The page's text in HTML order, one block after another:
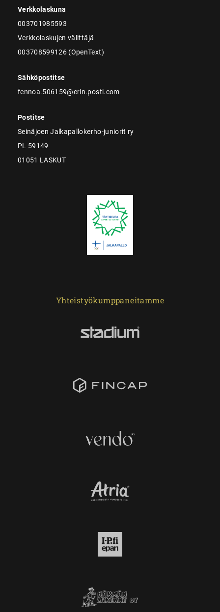
Verkkolaskuna
003701985593
Verkkolaskujen välittäjä
003708599126 (OpenText)
Sähköpostitse
fennoa.506159@erin.posti.com
Postitse
Seinäjoen Jalkapallokerho-juniorit ry
PL 59149
01051 LASKUT
Yhteistyökumppaneitamme